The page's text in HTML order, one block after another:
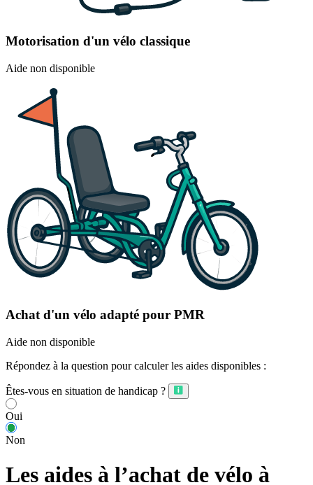
Motorisation d'un vélo classique
Aide non disponible
Achat d'un vélo adapté pour PMR
Aide non disponible
Répondez à la question pour calculer les aides disponibles :
Êtes-vous en situation de handicap ?
Oui
Non
Les aides à l’achat de vélo à